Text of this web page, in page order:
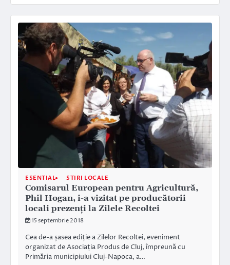
ESENTIAL STIRI LOCALE
Comisarul European pentru Agricultură,
Phil Hogan, i-a vizitat pe producătorii
locali prezenţi la Zilele Recoltei
15 septembrie 2018
Cea de-a șasea ediție a Zilelor Recoltei, eveniment
organizat de Asociația Produs de Cluj, împreună cu
Primăria municipiului Cluj-Napoca, a…